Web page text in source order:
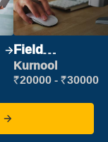
Field
Marketing
Executive
Kurnool
₹20000 - ₹30000